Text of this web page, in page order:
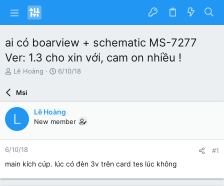
ai có boarview + schematic MS-7277
Ver: 1.3 cho xin với, cam on nhiều !
N
ư
ờ
i
k
h
ở
i
t
ạ
Lê Hoàng
N
ử
i
6/10/18
Msi
L Lê Hoàng
New member
6/10/18 #1
main kích cúp. lúc có đèn 3v trên card tes lúc không